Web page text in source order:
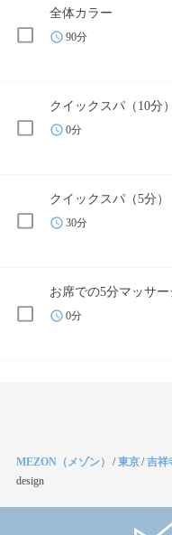
全体カラー
90分
クイックスパ（10分）
0分
クイックスパ（5分）
30分
お席での5分マッサー
0分
MEZON（メゾン） /東京/吉祥
design